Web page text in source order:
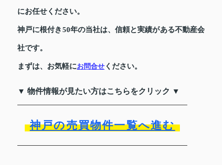
にお任せください。
神戸に根付き50年の当社は、信頼と実績がある不動産会
社です。
まずは、お気軽にお問合せ ください。
▼ 物件情報が見たい方はこちらをクリック ▼
神戸の売買物件一覧へ進む